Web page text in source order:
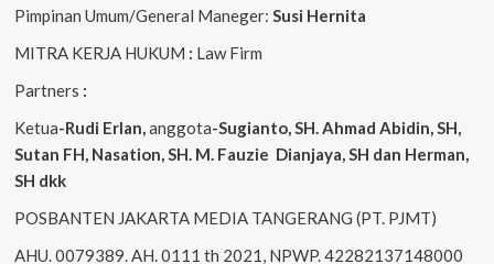
Pimpinan Umum/General Maneger: Susi Hernita
MITRA KERJA HUKUM : Law Firm
Partners :
Ketua-Rudi Erlan anggota-Sugianto, SH. Ahmad Abidin , SH,
Sutan FH, Nasation , SH. M. Fauzie Dianjaya , SH dan Herman,
SH dkk
POSBANTEN JAKARTA MEDIA TANGERANG (PT. PJMT)
AHU. 0079389. AH. 0111 th 2021, NPWP. 42282137148000